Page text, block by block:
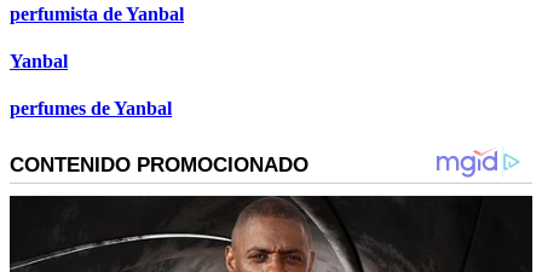
perfumista de Yanbal
Yanbal
perfumes de Yanbal